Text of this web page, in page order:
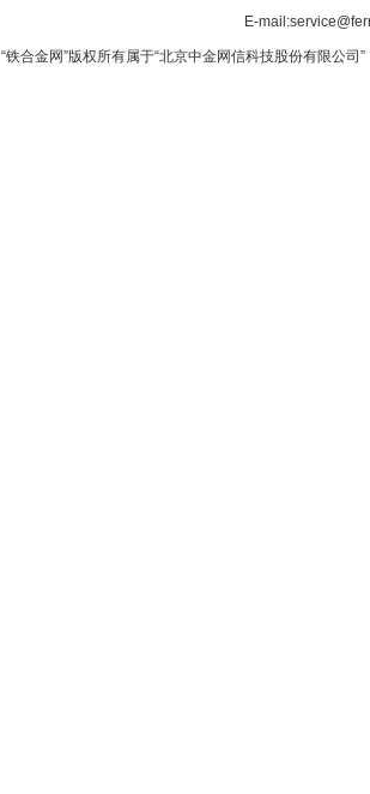
E-
“铁合金网”版权所有属于“北京中金网信科技股份有限公司